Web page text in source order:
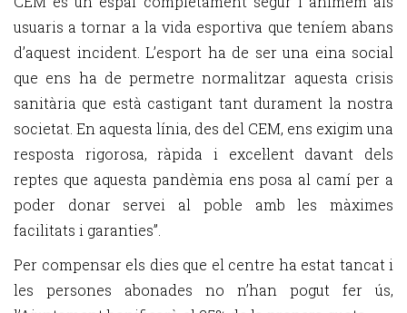
usuaris a tornar a la vida esportiva que teníem abans
d’aquest incident. L’esport ha de ser una eina social
que ens ha de permetre normalitzar aquesta crisis
sanitària que està castigant tant durament la nostra
societat. En aquesta línia, des del CEM, ens exigim una
resposta rigorosa, ràpida i excel·lent davant dels
reptes que aquesta pandèmia ens posa al camí per a
poder donar servei al poble amb les màximes
facilitats i garanties”.
Per compensar els dies que el centre ha estat tancat i
les persones abonades no n’han pogut fer ús,